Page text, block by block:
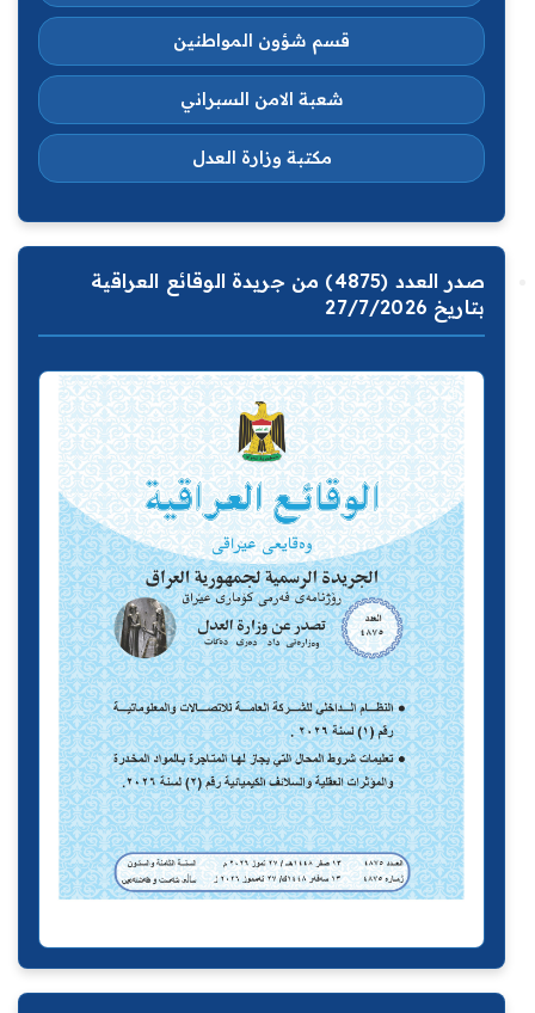
قسم شؤون المواطنين
شعبة الامن السبراني
مكتبة وزارة العدل
صدر العدد (4875) من جريدة الوقائع العراقية
بتاريخ 27/7/2026